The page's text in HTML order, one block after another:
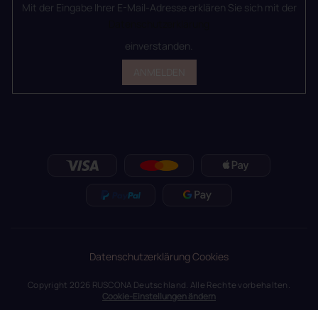
Mit der Eingabe Ihrer E-Mail-Adresse erklären Sie sich mit der
einverstanden.
DatenschutzerklärungCookies
Copyright 2026 RUSCONA Deutschland. Alle Rechte vorbehalten.
Cookie-Einstellungen ändern